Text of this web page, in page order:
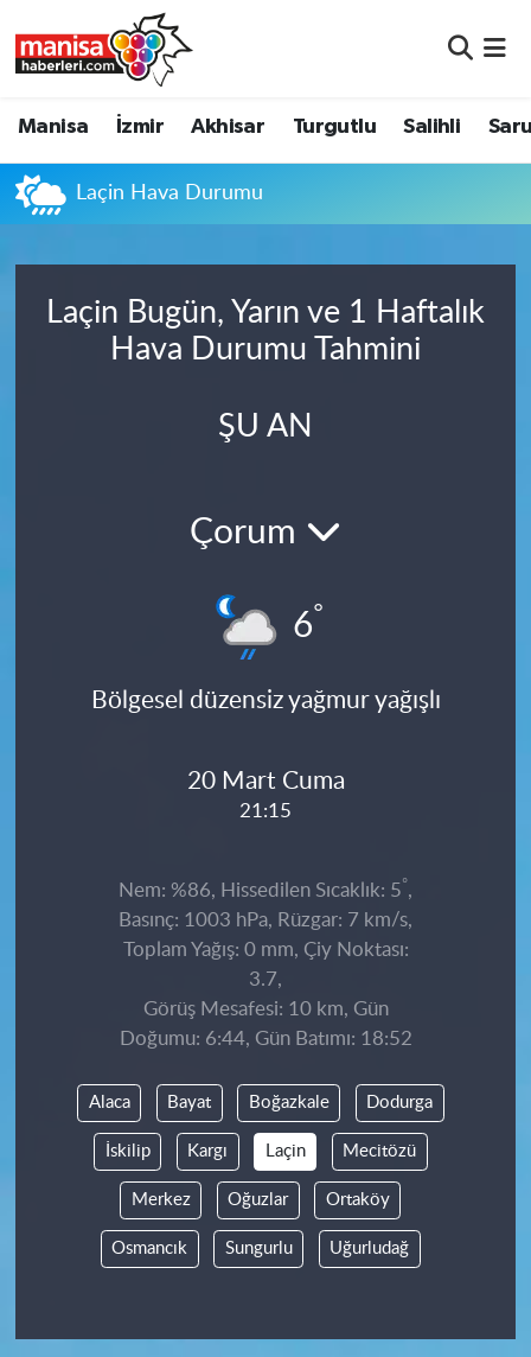
Manisa İzmir Akhisar Turgutlu Salihli
Laçin Hava Durumu
Laçin Bugün, Yarın ve 1 Haftalık
Hava Durumu Tahmini
ŞU AN
Çorum
6°
Bölgesel düzensiz yağmur yağışlı
20 Mart Cuma
21:15
Nem: %86, Hissedilen Sıcaklık: 5°,
Basınç: 1003 hPa, Rüzgar: 7 km/s,
Toplam Yağış: 0 mm, Çiy Noktası:
3.7,
Görüş Mesafesi: 10 km, Gün
Doğumu: 6:44, Gün Batımı: 18:52
Alaca Bayat Boğazkale Dodurga
İskilip Kargı Laçin Mecitözü
Merkez Oğuzlar Ortaköy
Osmancık Sungurlu Uğurludağ
Akhisar
Turgutlu
Salihli
Manisa Nöbetçi Eczaneler
Manisa Namaz Vakitleri
Manisa Trafik Yoğunluk Haritası
Süper Lig Puan Durumu ve Fikstür